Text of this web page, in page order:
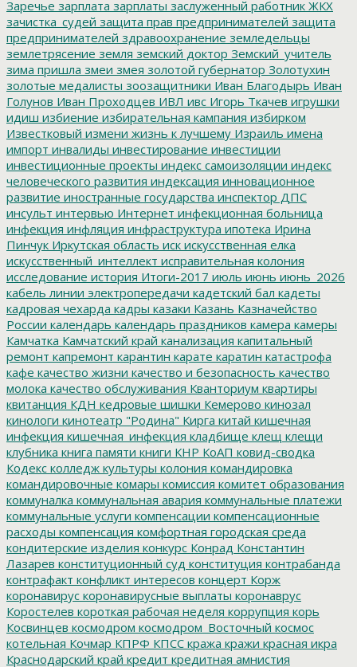
Заречье зарплата зарплаты заслуженный работник ЖКХ
зачистка_судей защита прав предпринимателей защита
предпринимателей здравоохранение земледельцы
землетрясение земля земский доктор Земский_учитель
зима пришла змеи змея золотой губернатор Золотухин
золотые медалисты зоозащитники Иван Благодырь Иван
Голунов Иван Проходцев ИВЛ ивс Игорь Ткачев игрушки
идиш избиение избирательная кампания избирком
Известковый измени жизнь к лучшему Израиль имена
импорт инвалиды инвестирование инвестиции
инвестиционные проекты индекс самоизоляции индекс
человеческого развития индексация инновационное
развитие иностранные государства инспектор ДПС
инсульт интервью Интернет инфекционная больница
инфекция инфляция инфраструктура ипотека Ирина
Пинчук Иркутская область иск искусственная елка
искусственный_интеллект исправительная колония
исследование история Итоги-2017 июль июнь июнь_2026
кабель линии электропередачи кадетский бал кадеты
кадровая чехарда кадры казаки Казань Казначейство
России календарь календарь праздников камера камеры
Камчатка Камчатский край канализация капитальный
ремонт капремонт карантин карате каратин катастрофа
кафе качество жизни качество и безопасность качество
молока качество обслуживания Кванториум квартиры
квитанция КДН кедровые шишки Кемерово кинозал
кинологи кинотеатр "Родина" Кирга китай кишечная
инфекция кишечная_инфекция кладбище клещ клещи
клубника книга памяти книги КНР КоАП ковид-сводка
Кодекс колледж культуры колония командировка
командировочные комары комиссия комитет образования
коммуналка коммунальная авария коммунальные платежи
коммунальные услуги компенсации компенсационные
расходы компенсация комфортная городская среда
кондитерские изделия конкурс Конрад Константин
Лазарев конституционный суд конституция контрабанда
контрафакт конфликт интересов концерт Корж
коронавирус коронавирусные выплаты коронаврус
Коростелев короткая рабочая неделя коррупция корь
Косвинцев космодром космодром_Восточный космос
котельная Кочмар КПРФ КПСС кража кражи красная икра
Краснодарский край кредит кредитная амнистия